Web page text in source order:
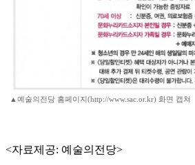
▲예술의전당 홈페이지(http://www.sac.or.kr) 화면 캡쳐
<자료제공: 예술의전당>